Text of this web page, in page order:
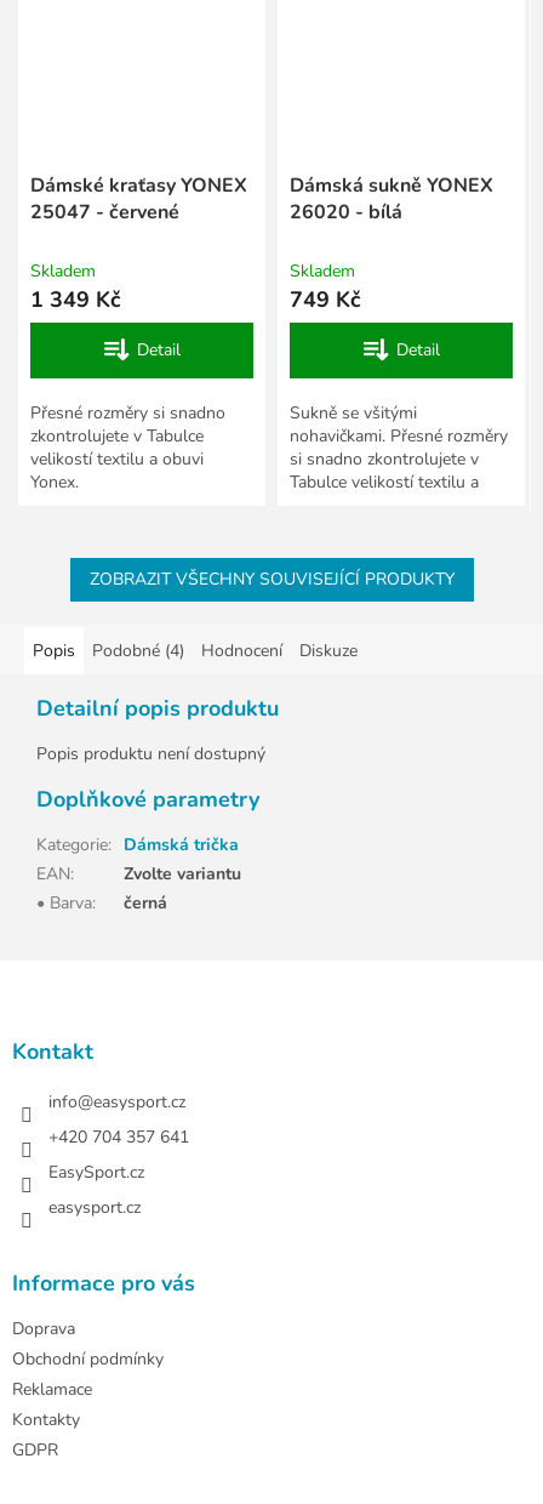
Dámské kraťasy YONEX
25047 - červené
Skladem
1 349 Kč
Detail
Přesné rozměry si snadno
zkontrolujete v Tabulce
velikostí textilu a obuvi
Yonex.
Dámská sukně YONEX
26020 - bílá
Skladem
749 Kč
Detail
Sukně se všitými
nohavičkami. Přesné rozměry
si snadno zkontrolujete v
Tabulce velikostí textilu a
ZOBRAZIT VŠECHNY SOUVISEJÍCÍ PRODUKTY
Popis Podobné (4) Hodnocení Diskuze
Detailní popis produktu
Popis produktu není dostupný
Doplňkové parametry
Kategorie: Dámská trička
EAN:
Zvolte variantu
• Barva: černá
Kontakt
info@easysport.cz
+420 704 357 641
EasySport.cz
easysport.cz
Informace pro vás
Doprava
Obchodní podmínky
Reklamace
Kontakty
GDPR